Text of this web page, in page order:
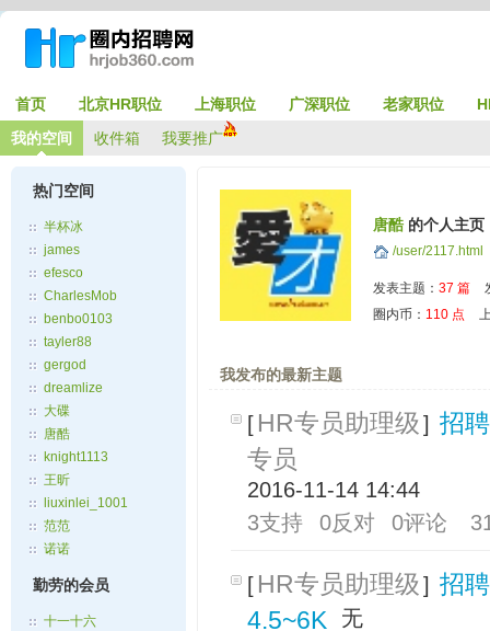
首页 北京HR职位 上海职位 广深职位 老家职位
我的空间
收件箱 我要推广
热门空间
半杯冰
james
efesco
CharlesMob
benbo0103
tayler88
gergod
dreamlize
大碟
唐酷
knight1113
王昕
liuxinlei_1001
范范
诺诺
勤劳的会员
十一十六
唐酷 的个人主页
/user/2117.html
发表主题： 37 篇
圈内币： 110 点
我发布的最新主题
[ HR专员助理级] 招
专员
2016-11-14 14:44
3支持
0反对 0评论
[ HR专员助理级] 招
4.5~6K
无